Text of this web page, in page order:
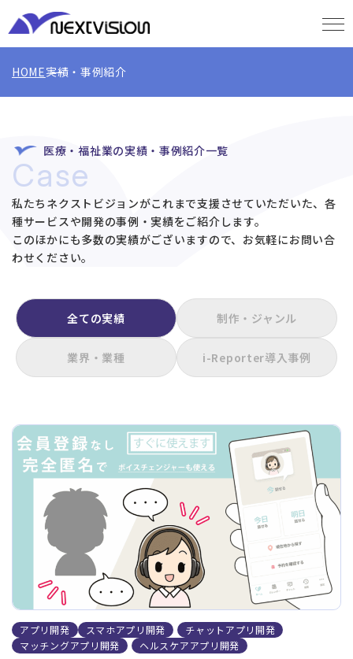
HOME実績・事例紹介
医療・福祉業の実績・事例紹介一覧
Case
私たちネクストビジョンがこれまで支援させていただいた、各
種サービスや開発の事例・実績をご紹介します。
このほかにも多数の実績がございますので、お気軽にお問い合
わせください。
全ての実績 制作・ジャンル
業界・業種 i-Reporter導入事例
アプリ開発 スマホアプリ開発
チャットアプリ開発
マッチングアプリ開発
ヘルスケアアプリ開発